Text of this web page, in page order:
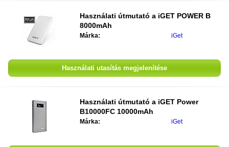
Használati útmutató a iGET POWER B
8000mAh
Márka: iGet
Használati utasítás megjelenítése
Használati útmutató a iGET Power
B10000FC 10000mAh
Márka: iGet